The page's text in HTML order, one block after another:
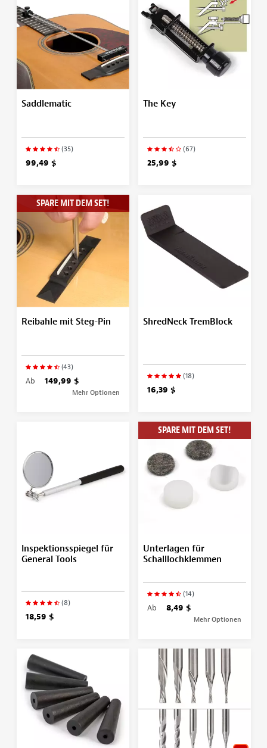
Saddlematic
(35)
99,49 $
The Key
(67)
25,99 $
SPARE MIT DEM SET!
Reibahle mit Steg-Pin
(43)
Ab 149,99 $
Mehr Optionen
ShredNeck TremBlock
(18)
16,39 $
Inspektionsspiegel für
General Tools
(8)
18,59 $
SPARE MIT DEM SET!
Unterlagen für
Schalllochklemmen
(14)
Ab 8,49 $
Mehr Optionen